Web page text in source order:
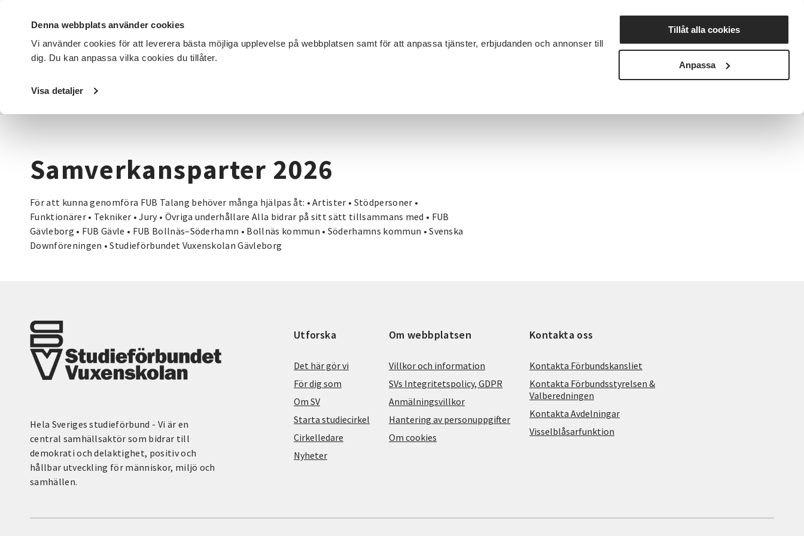
Denna webbplats använder cookies
Vi använder cookies för att leverera bästa möjliga upplevelse på webbplatsen samt för att anpassa tjänster, erbjudanden och annonser till
dig. Du kan anpassa vilka cookies du tillåter.
Visa detaljer
Tillåt alla cookies
Anpassa
DET HÄR GÖR VI FÖR DIG SOM SÖK KURSER OCH EVENEMANG Nyheter Avdelningar
Startsida / Avdelningar
Samverkansparter 2026
För att kunna genomföra FUB Talang behöver många hjälpas åt: • Artister • Stödpersoner •
Funktionärer • Tekniker • Jury • Övriga underhållare Alla bidrar på sitt sätt tillsammans med • FUB
Gävleborg • FUB Gävle • FUB Bollnäs–Söderhamn • Bollnäs kommun • Söderhamns kommun • Svenska
Downföreningen • Studieförbundet Vuxenskolan Gävleborg
Hela Sveriges studieförbund - Vi är en
central samhällsaktör som bidrar till
demokrati och delaktighet, positiv och
hållbar utveckling för människor, miljö och
samhällen.
Utforska
Det här gör vi
För dig som
Om SV
Starta studiecirkel
Cirkelledare
Nyheter
Om webbplatsen
Villkor och information
SVs Integritetspolicy, GDPR
Anmälningsvillkor
Hantering av personuppgifter
Om cookies
Kontakta oss
Kontakta Förbundskansliet
Kontakta Förbundsstyrelsen &
Valberedningen
Kontakta Avdelningar
Visselblåsarfunktion